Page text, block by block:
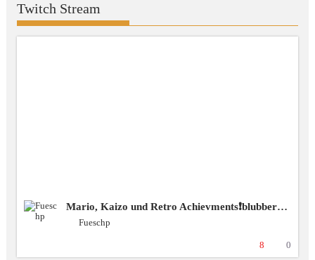
Twitch Stream
Mario, Kaizo und Retro Achievments❗️blubbercast❗️Discord ❗️BSG [+18 GER]
Fueschp
8 0